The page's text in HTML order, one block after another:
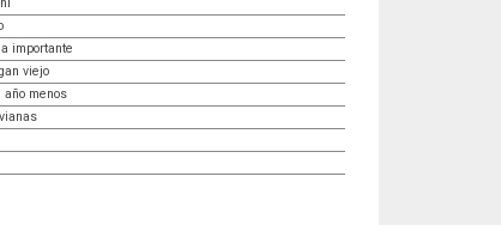
importante
viejo
año menos